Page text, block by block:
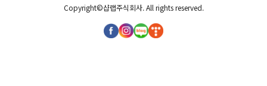
Copyright©샵랩주식회사. All rights reserved.